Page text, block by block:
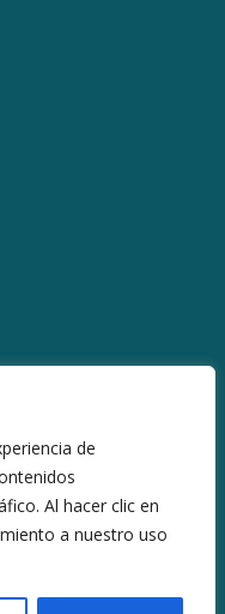
de
Al hacer clic en
a nuestro uso
km).
La Laguna.